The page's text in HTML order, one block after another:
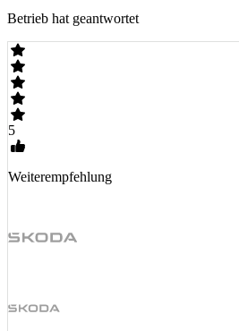
Betrieb hat geantwortet
5
Weiterempfehlung